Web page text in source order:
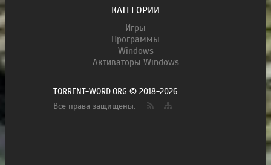
КАТЕГОРИИ
Игры
Программы
Windows
Активаторы Windows
TORRENT-WORD.ORG © 2018-2026
Все права защищены.